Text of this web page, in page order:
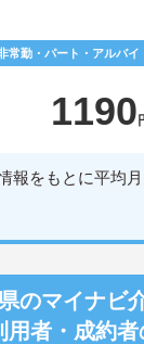
常勤・パート・アルバイ
1190
報をもとに平均
のマイナビ
用者・成約者